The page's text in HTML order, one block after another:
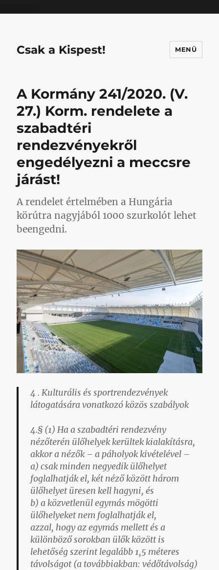
Csak a Kispest! MENÜ
A Kormány 241/2020. (V.
27.) Korm. rendelete a
szabadtéri
rendezvényekről
engedélyezni a meccsre
járást!
A rendelet értelmében a Hungária
körútra nagyjából 1000 szurkolót lehet
beengedni.
4 . Kulturális és sportrendezvények
látogatására vonatkozó közös szabályok
4.§ (1) Ha a szabadtéri rendezvény
nézőterén ülőhelyek kerültek kialakításra,
akkor a nézők – a páholyok kivételével –
a) csak minden negyedik ülőhelyet
foglalhatják el, két néző között három
ülőhelyet üresen kell hagyni, és
b) a közvetlenül egymás mögötti
ülőhelyeket nem foglalhatják el,
azzal, hogy az egymás mellett és a
különböző sorokban ülők között is
lehetőség szerint legalább 1,5 méteres
távolságot (a továbbiakban: védőtávolság)